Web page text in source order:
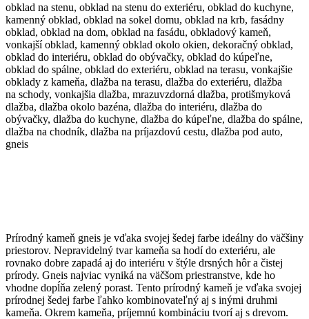
obklad na stenu, obklad na stenu do exteriéru, obklad do kuchyne,
kamenný obklad, obklad na sokel domu, obklad na krb, fasádny
obklad, obklad na dom, obklad na fasádu, obkladový kameň,
vonkajší obklad, kamenný obklad okolo okien, dekoračný obklad,
obklad do interiéru, obklad do obývačky, obklad do kúpeľne,
obklad do spálne, obklad do exteriéru, obklad na terasu, vonkajšie
obklady z kameňa, dlažba na terasu, dlažba do exteriéru, dlažba
na schody, vonkajšia dlažba, mrazuvzdorná dlažba, protišmyková
dlažba, dlažba okolo bazéna, dlažba do interiéru, dlažba do
obývačky, dlažba do kuchyne, dlažba do kúpeľne, dlažba do spálne,
dlažba na chodník, dlažba na príjazdovú cestu, dlažba pod auto,
gneis
Prírodný kameň gneis je vďaka svojej šedej farbe ideálny do väčšiny
priestorov. Nepravidelný tvar kameňa sa hodí do exteriéru, ale
rovnako dobre zapadá aj do interiéru v štýle drsných hôr a čistej
prírody. Gneis najviac vyniká na väčšom priestranstve, kde ho
vhodne dopĺňa zelený porast. Tento prírodný kameň je vďaka svojej
prírodnej šedej farbe ľahko kombinovateľný aj s inými druhmi
kameňa. Okrem kameňa, príjemnú kombináciu tvorí aj s drevom.